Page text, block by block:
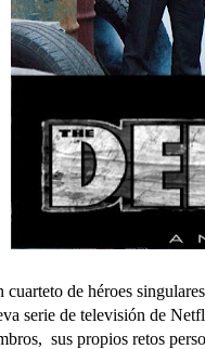
cuarteto de héroes
serie de televisión de
sus propios retos